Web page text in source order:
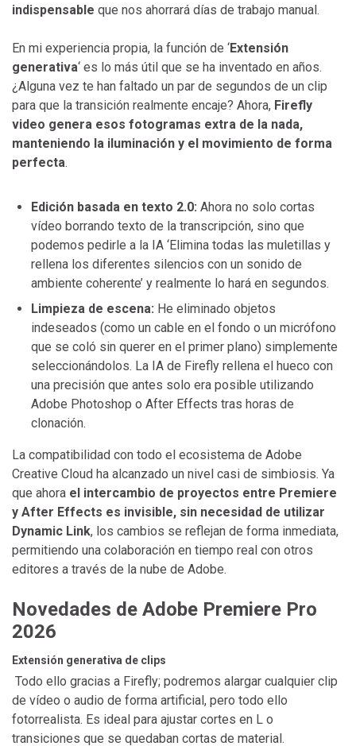
indispensable que nos ahorrará días de trabajo manual.
En mi experiencia propia, la función de ‘Extensión
generativa‘ es lo más útil que se ha inventado en años.
¿Alguna vez te han faltado un par de segundos de un clip
para que la transición realmente encaje? Ahora, Firefly
video genera esos fotogramas extra de la nada,
manteniendo la iluminación y el movimiento de forma
perfecta.
Edición basada en texto 2.0: Ahora no solo cortas
vídeo borrando texto de la transcripción, sino que
podemos pedirle a la IA ‘Elimina todas las muletillas y
rellena los diferentes silencios con un sonido de
ambiente coherente’ y realmente lo hará en segundos.
Limpieza de escena: He eliminado objetos
indeseados (como un cable en el fondo o un micrófono
que se coló sin querer en el primer plano) simplemente
seleccionándolos. La IA de Firefly rellena el hueco con
una precisión que antes solo era posible utilizando
Adobe Photoshop o After Effects tras horas de
clonación.
La compatibilidad con todo el ecosistema de Adobe
Creative Cloud ha alcanzado un nivel casi de simbiosis. Ya
que ahora el intercambio de proyectos entre Premiere
y After Effects es invisible, sin necesidad de utilizar
Dynamic Link, los cambios se reflejan de forma inmediata,
permitiendo una colaboración en tiempo real con otros
editores a través de la nube de Adobe.
Novedades de Adobe Premiere Pro
2026
Extensión generativa de clips
Todo ello gracias a Firefly; podremos alargar cualquier clip
de vídeo o audio de forma artificial, pero todo ello
fotorrealista. Es ideal para ajustar cortes en L o
transiciones que se quedaban cortas de material.